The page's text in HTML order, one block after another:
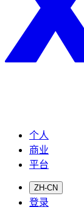
个人
商业
平台
ZH-CN
登录